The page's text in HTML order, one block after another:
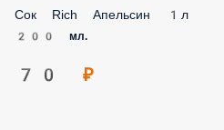
Сок Rich Апельсин 1л
200 мл.
70 ₽